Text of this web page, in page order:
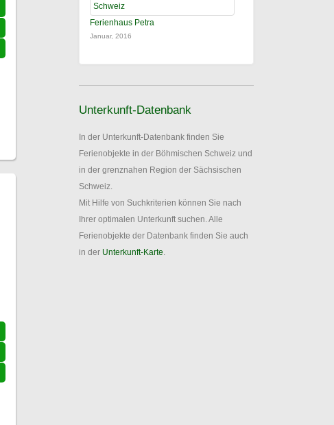
Ferienhaus Petra
Januar, 2016
Unterkunft-Datenbank
In der Unterkunft-Datenbank finden Sie
Ferienobjekte in der Böhmischen Schweiz und
in der grenznahen Region der Sächsischen
Schweiz.
Mit Hilfe von Suchkriterien können Sie nach
Ihrer optimalen Unterkunft suchen. Alle
Ferienobjekte der Datenbank finden Sie auch
in der Unterkunft-Karte.